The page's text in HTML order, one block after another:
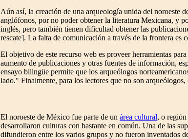
Aún así, la creación de una arqueología unida del
anglófonos, por no poder obtener la literatura Mexicana, y
inglés, pero también tienen dificultad obtener las
rescate]. La falta de comunicación a través de la frontera
El objetivo de este recurso web es proveer herramientas
aumento de publicaciones y otras fuentes de información,
ensayo bilingüe permite que los arqueólogos
lado." Finalmente, para los lectores que no son
El noroeste de México fue parte de un área cultural, o
desarrollaron culturas con bastante en común. Una de las
difundieron entre los varios grupos y no fueron inventados